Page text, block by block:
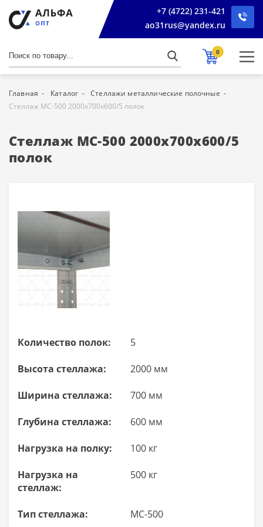
+7 (4722) 231-421
ao31rus@yandex.ru
0
Главная Каталог
Стеллажи металлические полочные
Стеллаж МС-500 2000х700х600/5 полок
Стеллаж МС-500 2000х700х600/5
полок
Количество полок: 5
Высота стеллажа: 2000 мм
Ширина стеллажа: 700 мм
Глубина стеллажа: 600 мм
Нагрузка на полку: 100 кг
Нагрузка на
стеллаж:
500 кг
Тип стеллажа: МС-500